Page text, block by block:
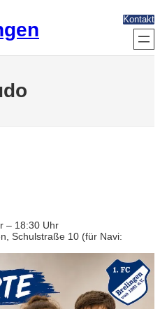
Kontakt
– 18:30 Uhr
Schulstraße 10 (für Navi: